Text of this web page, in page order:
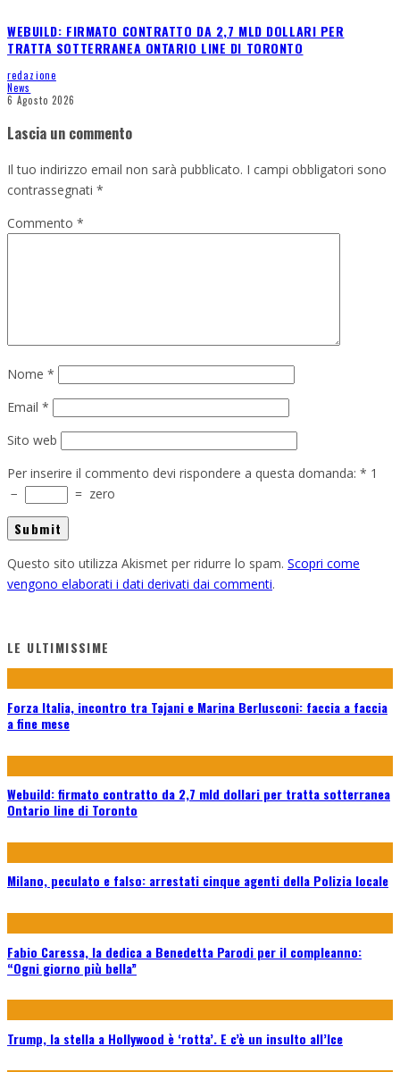
WEBUILD: FIRMATO CONTRATTO DA 2,7 MLD DOLLARI PER
TRATTA SOTTERRANEA ONTARIO LINE DI TORONTO
redazione
News
6 Agosto 2026
Lascia un commento
Il tuo indirizzo email non sarà pubblicato. I campi obbligatori sono
contrassegnati *
Commento *
Nome *
Email *
Sito web
Per inserire il commento devi rispondere a questa domanda: * 1
−
= zero
Questo sito utilizza Akismet per ridurre lo spam. Scopri come
vengono elaborati i dati derivati dai commenti.
LE ULTIMISSIME
Forza Italia, incontro tra Tajani e Marina Berlusconi: faccia a faccia
a fine mese
Webuild: firmato contratto da 2,7 mld dollari per tratta sotterranea
Ontario line di Toronto
Milano, peculato e falso: arrestati cinque agenti della Polizia locale
Fabio Caressa, la dedica a Benedetta Parodi per il compleanno:
“Ogni giorno più bella”
Trump, la stella a Hollywood è ‘rotta’. E c’è un insulto all’Ice